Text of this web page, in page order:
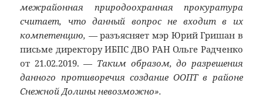
межрайонная природоохранная прокуратура
считает, что данный вопрос не входит в их
компетенцию, —разъясняет мэр Юрий Гришан в
письме директору ИБПС ДВО РАН Ольге Радченко
от 21.02.2019. — Таким образом, до разрешения
данного противоречия создание ООПТ в районе
Снежной Долины невозможно».